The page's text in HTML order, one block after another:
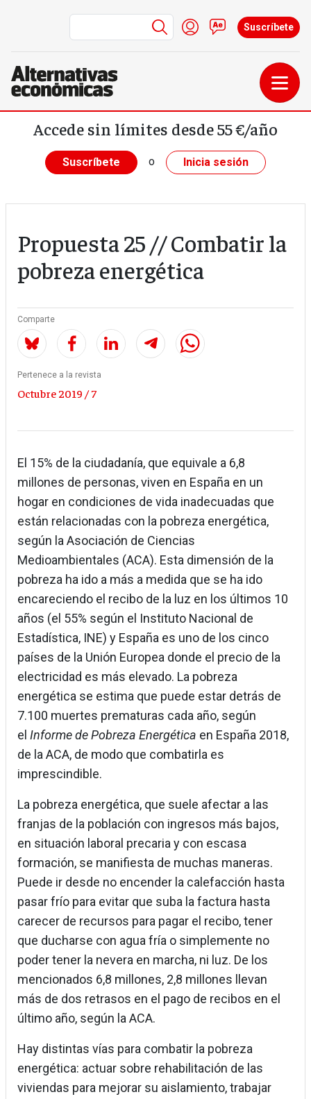
Pasar al contenido principal
Menú de cuenta de
Iniciar sesión
Contacto
Suscríbete
Accede sin límites desde 55 €/año
Suscríbete o Inicia sesión
Propuesta 25 // Combatir la
pobreza energética
Comparte
Pertenece a la revista
Octubre 2019 / 7
El 15% de la ciudadanía, que equivale a 6,8
millones de personas, viven en España en un
hogar en condiciones de vida inadecuadas que
están relacionadas con la pobreza energética,
según la Asociación de Ciencias
Medioambientales (ACA). Esta dimensión de la
pobreza ha ido a más a medida que se ha ido
encareciendo el recibo de la luz en los últimos 10
años (el 55% según el Instituto Nacional de
Estadística, INE) y España es uno de los cinco
países de la Unión Europea donde el precio de la
electricidad es más elevado. La pobreza
energética se estima que puede estar detrás de
7.100 muertes prematuras cada año, según
el Informe de Pobreza Energética en España 2018,
de la ACA, de modo que combatirla es
imprescindible.
La pobreza energética, que suele afectar a las
franjas de la población con ingresos más bajos,
en situación laboral precaria y con escasa
formación, se manifiesta de muchas maneras.
Puede ir desde no encender la calefacción hasta
pasar frío para evitar que suba la factura hasta
carecer de recursos para pagar el recibo, tener
que ducharse con agua fría o simplemente no
poder tener la nevera en marcha, ni luz. De los
mencionados 6,8 millones, 2,8 millones llevan
más de dos retrasos en el pago de recibos en el
último año, según la ACA.
Hay distintas vías para combatir la pobreza
energética: actuar sobre rehabilitación de las
viviendas para mejorar su aislamiento, trabajar